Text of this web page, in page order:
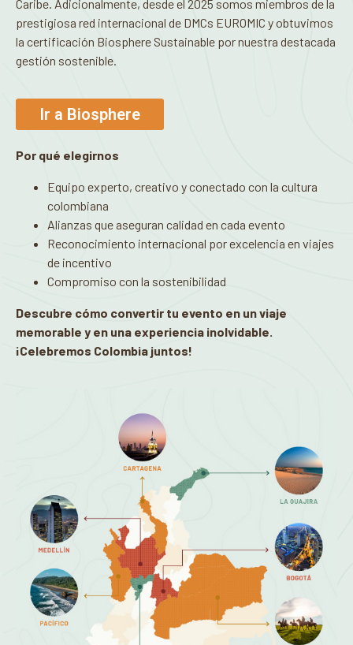
Caribe. Adicionalmente, desde el 2025 somos miembros de la
prestigiosa red internacional de DMCs EUROMIC y obtuvimos
la certificación Biosphere Sustainable por nuestra destacada
gestión sostenible.
Ir a Biosphere
Por qué elegirnos
Equipo experto, creativo y conectado con la cultura
colombiana
Alianzas que aseguran calidad en cada evento
Reconocimiento internacional por excelencia en viajes
de incentivo
Compromiso con la sostenibilidad
Descubre cómo convertir tu evento en un viaje
memorable y en una experiencia inolvidable.
¡Celebremos Colombia juntos!